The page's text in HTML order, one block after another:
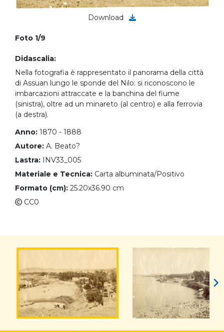
Download
Foto 1/9
Didascalia:
Nella fotografia è rappresentato il panorama della città
di Assuan lungo le sponde del Nilo: si riconoscono le
imbarcazioni attraccate e la banchina del fiume
(sinistra), oltre ad un minareto (al centro) e alla ferrovia
(a destra).
Anno: 1870 - 1888
Autore: A. Beato?
Lastra: INV33_005
Materiale e Tecnica: Carta albuminata/Positivo
Formato (cm): 25.20x36.90 cm
CC0